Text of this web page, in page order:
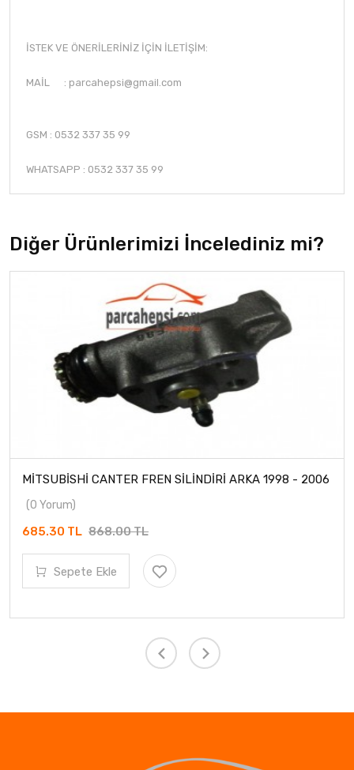
İSTEK VE ÖNERİLERİNİZ İÇİN İLETİŞİM:
MAİL : parcahepsi@gmail.com
GSM : 0532 337 35 99
WHATSAPP : 0532 337 35 99
Diğer Ürünlerimizi İncelediniz mi?
MİTSUBİSHİ CANTER FREN SİLİNDİRİ ARKA 1998 - 2006
(0 Yorum)
685.30 TL 868.00 TL
Sepete Ekle